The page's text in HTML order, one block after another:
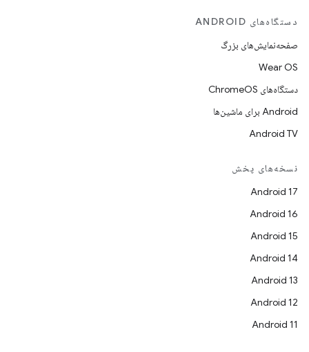
دستگاه‌های ANDROID
صفحه‌نمایش‌های بزرگ
Wear OS
دستگاه‌های ChromeOS
Android برای ماشین‌ها
Android TV
نسخه‌های پخش
Android 17
Android 16
Android 15
Android 14
Android 13
Android 12
Android 11